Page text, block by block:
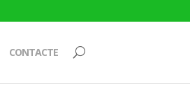
CONTACTE